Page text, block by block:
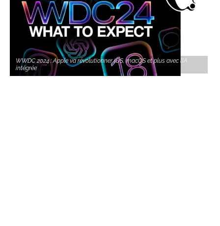
WWDC 2024 : Apple va révolutionner iOS, macOS et plus avec l’IA
intégrée